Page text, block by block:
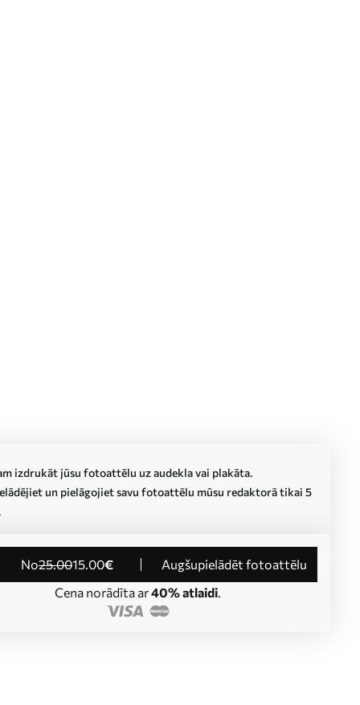
izdrukāt jūsu fotoattēlu uz audekla vai plakāta.
un pielāgojiet savu fotoattēlu mūsu redaktorā tikai 5
no25.0015.00€
Augšupielādēt fotoattēlu
Cena norādīta ar40% atlaidi.